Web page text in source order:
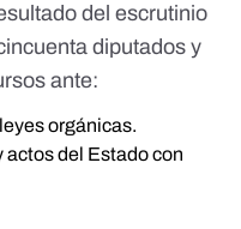
del escrutinio
diputados y
ante:
orgánicas.
del Estado con